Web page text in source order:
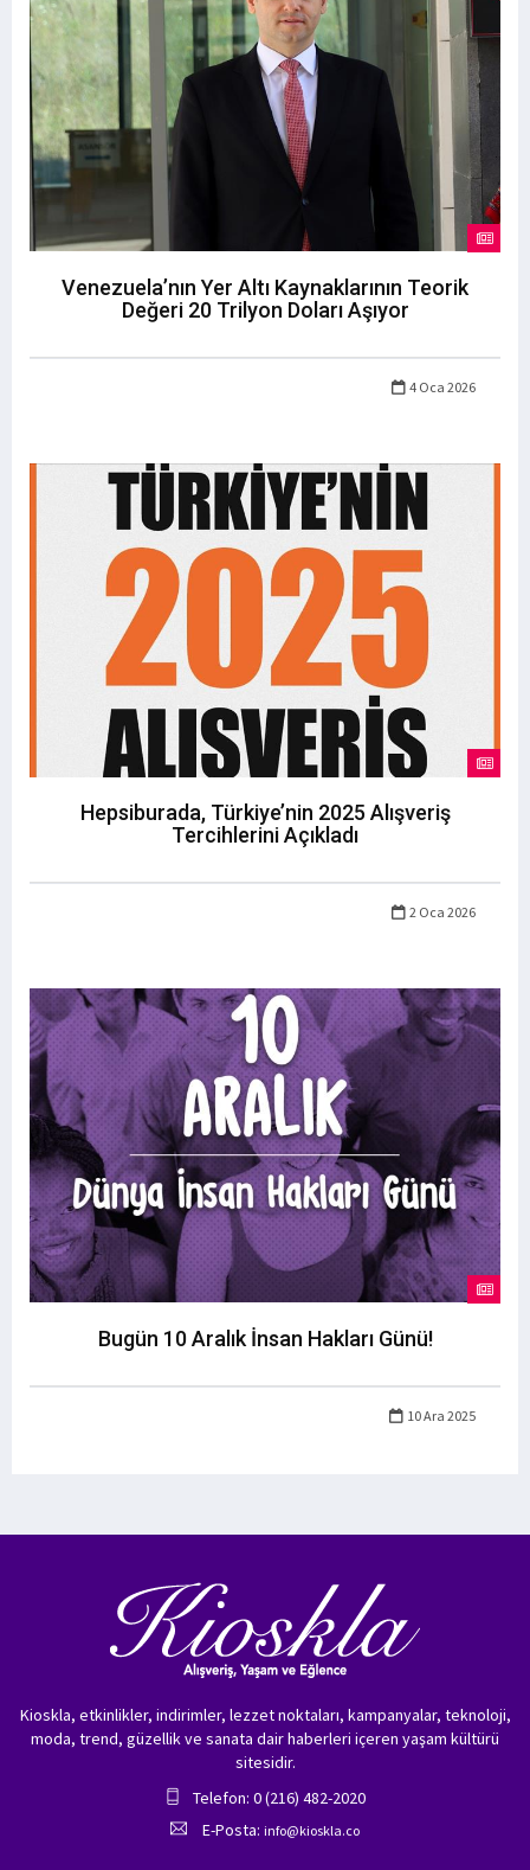
Venezuela’nın Yer Altı Kaynaklarının Teorik
Değeri 20 Trilyon Doları Aşıyor
4 Oca 2026
Hepsiburada, Türkiye’nin 2025 Alışveriş
Tercihlerini Açıkladı
2 Oca 2026
Bugün 10 Aralık İnsan Hakları Günü!
10 Ara 2025
Kioskla, etkinlikler, indirimler, lezzet noktaları, kampanyalar, teknoloji,
moda, trend, güzellik ve sanata dair haberleri içeren yaşam kültürü
sitesidir.
Telefon: 0 (216) 482-2020
E-Posta: info@kioskla.co